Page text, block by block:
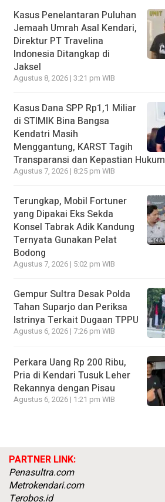
Kasus Penelantaran Puluhan
Jemaah Umrah Asal Kendari,
Direktur PT Travelina
Indonesia Ditangkap di
Jaksel
Agustus 8, 2026 | 3:21 pm WIB
Kasus Dana SPP Rp1,1 Miliar
di STIMIK Bina Bangsa
Kendatri Masih
Menggantung, KARST Tagih
Transparansi dan Kepastian Hukum
Agustus 7, 2026 | 8:25 pm WIB
Terungkap, Mobil Fortuner
yang Dipakai Eks Sekda
Konsel Tabrak Adik Kandung
Ternyata Gunakan Pelat
Bodong
Agustus 7, 2026 | 5:02 pm WIB
Gempur Sultra Desak Polda
Tahan Suparjo dan Periksa
Istrinya Terkait Dugaan TPPU
Agustus 6, 2026 | 7:26 pm WIB
Perkara Uang Rp 200 Ribu,
Pria di Kendari Tusuk Leher
Rekannya dengan Pisau
Agustus 6, 2026 | 1:21 pm WIB
PARTNER LINK:
Penasultra.com
Metrokendari.com
Terobos.id